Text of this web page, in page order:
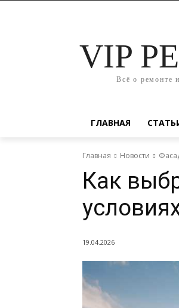
VIP
Всё о ремонте
ГЛАВНАЯ
Главная Новости
Как
19.04.2026